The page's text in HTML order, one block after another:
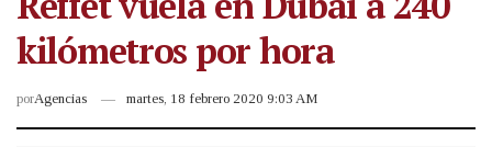
kilómetros por hora
porAgencias martes, 18 febrero 2020 9:03 AM